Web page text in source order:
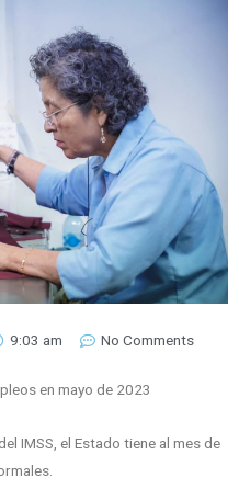
9:03 am No Comments
en mayo de 2023
IMSS, el Estado tiene al mes de